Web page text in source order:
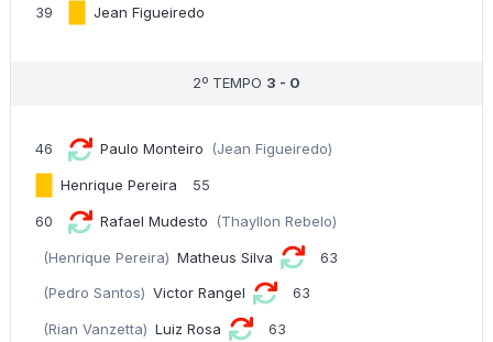
39
Jean Figueiredo
2º TEMPO 3 - 0
46 Paulo Monteiro (Jean Figueiredo)
Henrique Pereira 55
60 Rafael Mudesto (Thayllon Rebelo)
(Henrique Pereira) Matheus Silva 63
(Pedro Santos) Victor Rangel 63
(Rian Vanzetta) Luiz Rosa 63